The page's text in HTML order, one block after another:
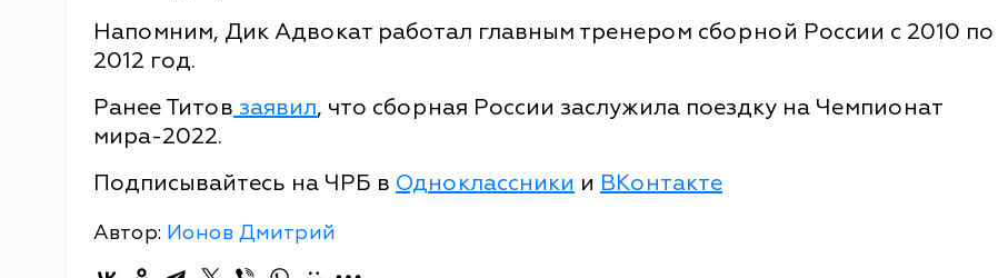
Напомним, Дик Адвокат работал главным тренером сборной России с 2010 по
2012 год.
Ранее Титов заявил, что сборная России заслужила поездку на Чемпионат
мира-2022.
Подписывайтесь на ЧРБ в Одноклассники и ВКонтакте
Автор: Ионов Дмитрий